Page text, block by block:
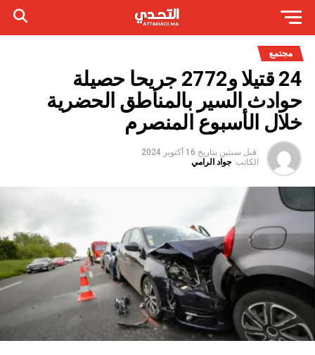
مجتمع
24 قتيلا و2772 جريحا حصيلة
حوادث السير بالمناطق الحضرية
خلال الأسبوع المنصرم
قبل سنتين بتاريخ 16 أكتوبر 2024
الكاتب: جواد الرامي